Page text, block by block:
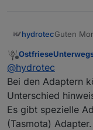
hydrotecGuten
hab den
Wenn ich
nehmen,
wäre ich
mqtt.md
Gruß,
Offline
@hydrotec
Bei den Adaptern
Unterschied
Es gibt spezielle
(Tasmota)